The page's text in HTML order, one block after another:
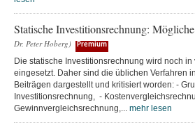
Statische Investitionsrechnung:
Dr. Peter Hoberg)
Premium
Die statische Investitionsrechnung wird noch
eingesetzt. Daher sind die üblichen Verfahren
Beiträgen dargestellt und kritisiert worden: -
Investitionsrechnung, -
Gewinnvergleichsrechnung,... mehr lesen